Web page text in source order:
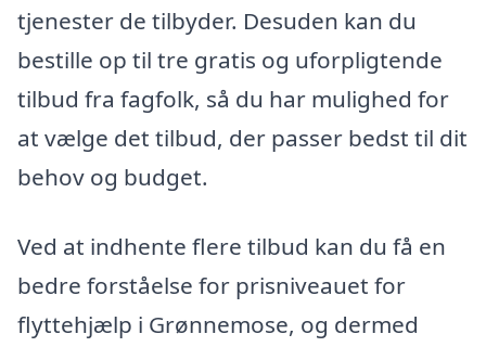
tjenester de tilbyder. Desuden kan du
bestille op til tre gratis og uforpligtende
tilbud fra fagfolk, så du har mulighed for
at vælge det tilbud, der passer bedst til dit
behov og budget.
Ved at indhente flere tilbud kan du få en
bedre forståelse for prisniveauet for
flyttehjælp i Grønnemose, og dermed